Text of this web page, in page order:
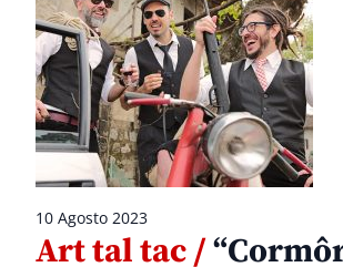
10 Agosto 2023
Art tal tac /